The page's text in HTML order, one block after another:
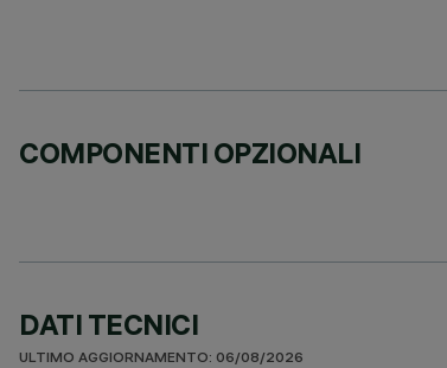
COMPONENTI OPZIONALI
DATI TECNICI
ULTIMO AGGIORNAMENTO: 06/08/2026